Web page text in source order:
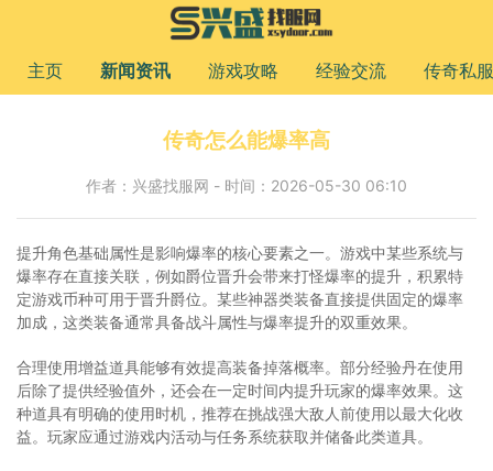
主页 新闻资讯 游戏攻略 经验交流 传奇私服
传奇怎么能爆率高
作者：兴盛找服网 - 时间：2026-05-30 06:10
提升角色基础属性是影响爆率的核心要素之一。游戏中某些系统与
爆率存在直接关联，例如爵位晋升会带来打怪爆率的提升，积累特
定游戏币种可用于晋升爵位。某些神器类装备直接提供固定的爆率
加成，这类装备通常具备战斗属性与爆率提升的双重效果。
合理使用增益道具能够有效提高装备掉落概率。部分经验丹在使用
后除了提供经验值外，还会在一定时间内提升玩家的爆率效果。这
种道具有明确的使用时机，推荐在挑战强大敌人前使用以最大化收
益。玩家应通过游戏内活动与任务系统获取并储备此类道具。